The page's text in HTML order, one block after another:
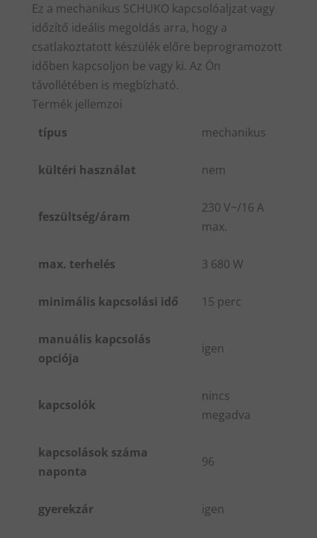
Ez a mechanikus SCHUKO kapcsolóaljzat vagy
időzítő ideális megoldás arra, hogy a
csatlakoztatott készülék előre beprogramozott
időben kapcsoljon be vagy ki. Az Ön
távollétében is megbízható.
Termék jellemzoi
típus
mechanikus
kültéri használat nem
feszültség/áram
230 V~/16 A
max.
max. terhelés 3 680 W
minimális kapcsolási idő 15 perc
manuális kapcsolás
opciója
igen
kapcsolók
nincs
megadva
kapcsolások száma
naponta
96
gyerekzár igen